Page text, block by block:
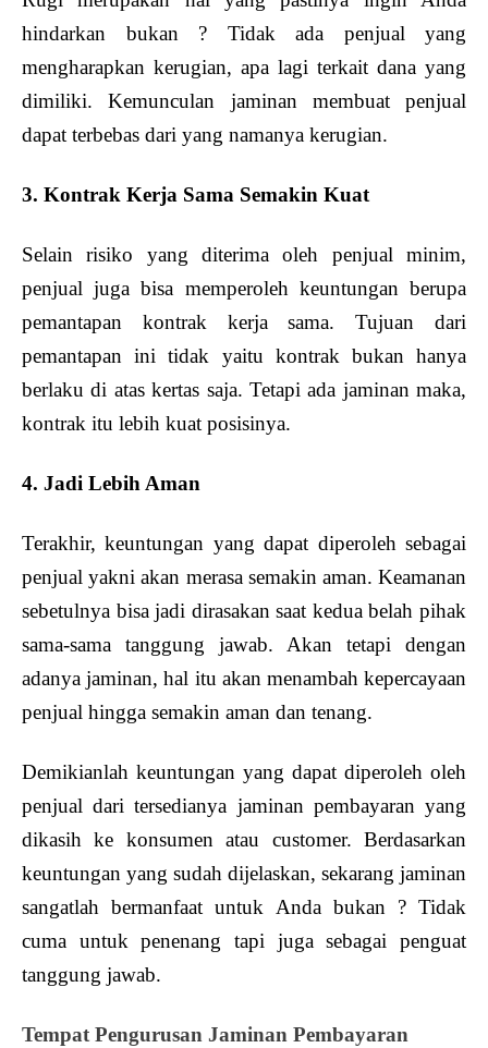
hindarkan bukan ? Tidak ada penjual yang
mengharapkan kerugian, apa lagi terkait dana yang
dimiliki. Kemunculan jaminan membuat penjual
dapat terbebas dari yang namanya kerugian.
3. Kontrak Kerja Sama Semakin Kuat
Selain risiko yang diterima oleh penjual minim,
penjual juga bisa memperoleh keuntungan berupa
pemantapan kontrak kerja sama. Tujuan dari
pemantapan ini tidak yaitu kontrak bukan hanya
berlaku di atas kertas saja. Tetapi ada jaminan maka,
kontrak itu lebih kuat posisinya.
4. Jadi Lebih Aman
Terakhir, keuntungan yang dapat diperoleh sebagai
penjual yakni akan merasa semakin aman. Keamanan
sebetulnya bisa jadi dirasakan saat kedua belah pihak
sama-sama tanggung jawab. Akan tetapi dengan
adanya jaminan, hal itu akan menambah kepercayaan
penjual hingga semakin aman dan tenang.
Demikianlah keuntungan yang dapat diperoleh oleh
penjual dari tersedianya jaminan pembayaran yang
dikasih ke konsumen atau customer. Berdasarkan
keuntungan yang sudah dijelaskan, sekarang jaminan
sangatlah bermanfaat untuk Anda bukan ? Tidak
cuma untuk penenang tapi juga sebagai penguat
tanggung jawab.
Tempat Pengurusan Jaminan Pembayaran